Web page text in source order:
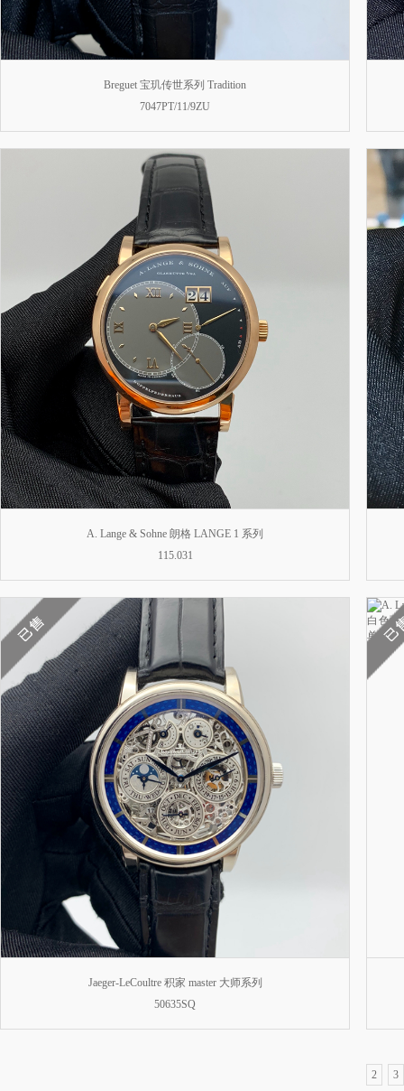
Breguet 宝玑传世系列 Tradition
7047PT/11/9ZU
A. Lange & Sohne 朗格 LANGE 1 系列
115.031
Jaeger-LeCoultre 积家 master 大师系列
50635SQ
2 3